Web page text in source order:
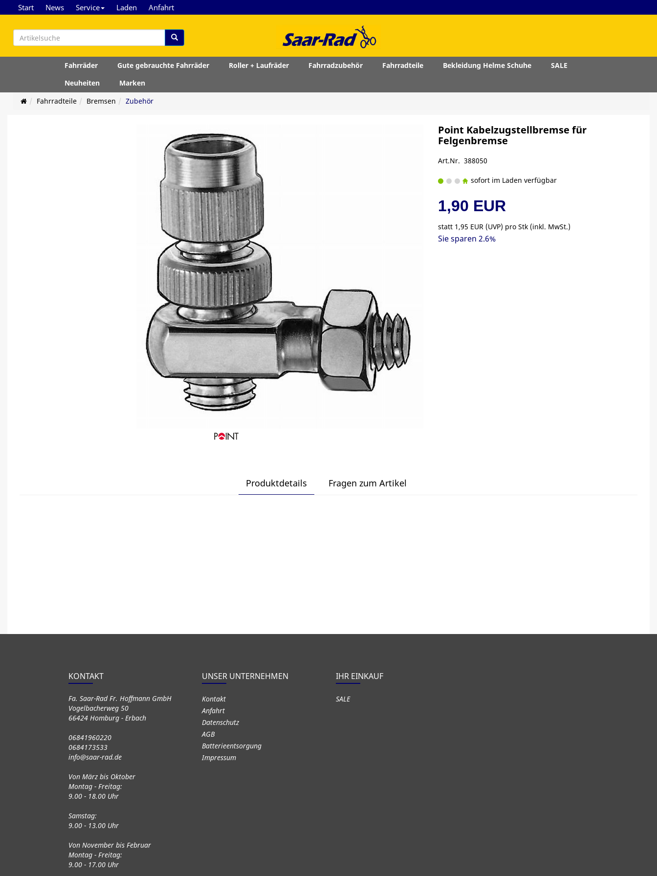
Start News Service Laden Anfahrt
Fahrräder Gute gebrauchte Fahrräder Roller + Laufräder Fahrradzubehör Fahrradteile Bekleidung Helme Schuhe
SALE
Neuheiten
Marken
Fahrradteile
Bremsen Zubehör
Point Kabelzugstellbremse für
Felgenbremse
Art.Nr. 388050
sofort im Laden verfügbar
1,90 EUR
statt 1,95 EUR (UVP) pro Stk (inkl. MwSt.)
Sie sparen 2.6%
Produktdetails Fragen zum Artikel
KONTAKT
Fa. Saar-Rad Fr. Hoffmann GmbH
Vogelbacherweg 50
66424 Homburg - Erbach
06841960220
0684173533
info@saar-rad.de
Von März bis Oktober
Montag - Freitag:
9.00 - 18.00 Uhr
Samstag:
9.00 - 13.00 Uhr
Von November bis Februar
Montag - Freitag:
9.00 - 17.00 Uhr
UNSER UNTERNEHMEN
Kontakt
Anfahrt
Datenschutz
AGB
Batterieentsorgung
Impressum
IHR EINKAUF
SALE